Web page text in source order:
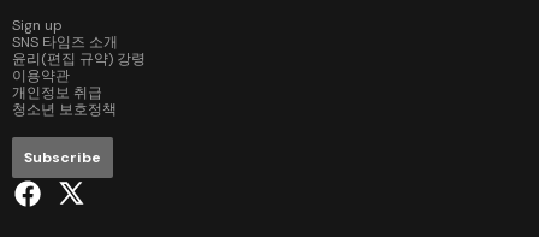
Sign up
SNS 타임즈 소개
윤리(편집 규약) 강령
이용약관
개인정보 취급
청소년 보호정책
Subscribe